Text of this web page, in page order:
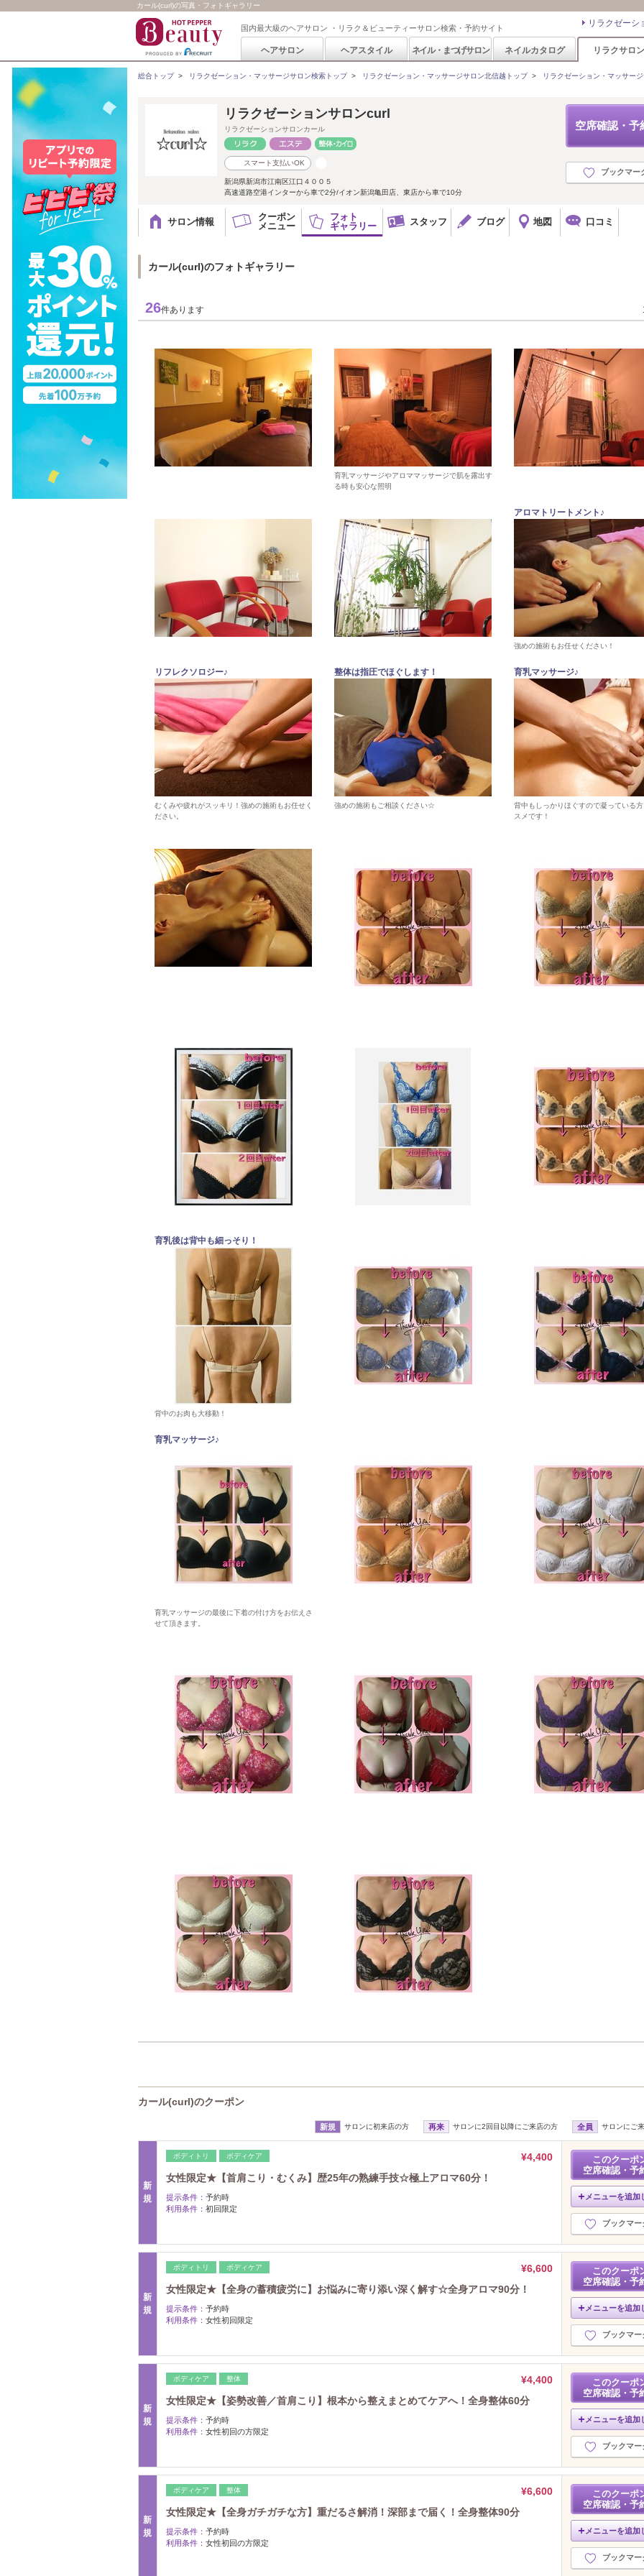
カール(curl)の写真・フォトギャラリー
国内最大級のヘアサロン ・リラク＆ビューティーサロン検索・予約サイト リラクゼーシ
ヘアサロン ヘアスタイル ネイル・まつげサロン ネイルカタログ リラクサロン
総合トップ> リラクゼーション・マッサージサロン検索トップ> リラクゼーション・マッサージサロン北信越トップ> リラクゼーション・マッサー
空席確認・予
ブックマー
リラクゼーションサロンcurl
リラクゼーションサロンカール
スマート支払いOK
新潟県新潟市江南区江口４００５
高速道路空港インターから車で2分/イオン新潟亀田店、東店から車で10分
サロン情報
クーポン
メニュー
フォト
ギャラリー
スタッフ ブログ 地図 口コミ
カール(curl)のフォトギャラリー
26件あります
育乳マッサージやアロママッサージで肌を露出す
る時も安心な照明
アロマトリートメント♪
強めの施術もお任せください！
リフレクソロジー♪
むくみや疲れがスッキリ！強めの施術もお任せく
ださい。
整体は指圧でほぐします！
強めの施術もご相談ください☆
育乳マッサージ♪
背中もしっかりほぐすので凝っている
スメです！
育乳後は背中も細っそり！
背中のお肉も大移動！
育乳マッサージ♪
育乳マッサージの最後に下着の付け方をお伝えさ
せて頂きます。
カール(curl)のクーポン
新規 サロンに初来店の方 再来 サロンに2回目以降にご来店の方 全員 サロンにご
新
規
ボディトリ ボディケア
¥4,400
女性限定★【首肩こり・むくみ】歴25年の熟練手技☆極上アロマ60分！
提示条件： 予約時
利用条件： 初回限定
このクーポ
空席確認・予
メニューを追加
ブックマー
新
規
ボディトリ ボディケア
¥6,600
女性限定★【全身の蓄積疲労に】お悩みに寄り添い深く解す☆全身アロマ90分！
提示条件： 予約時
利用条件： 女性初回限定
このクーポ
空席確認・予
メニューを追加
ブックマー
新
規
ボディケア 整体
¥4,400
女性限定★【姿勢改善／首肩こり】根本から整えまとめてケアへ！全身整体60分
提示条件： 予約時
利用条件： 女性初回の方限定
このクーポ
空席確認・予
メニューを追加
ブックマー
新
規
ボディケア 整体
¥6,600
女性限定★【全身ガチガチな方】重だるさ解消！深部まで届く！全身整体90分
提示条件： 予約時
利用条件： 女性初回の方限定
このクーポ
空席確認・予
メニューを追加
ブックマー